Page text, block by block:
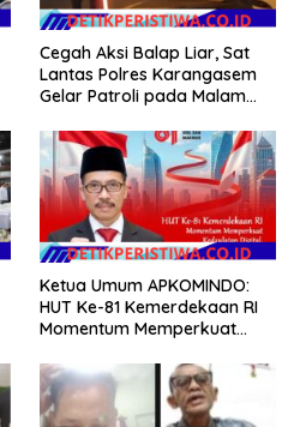
Cegah Aksi Balap Liar, Sat
Lantas Polres Karangasem
Gelar Patroli pada Malam
Ketua Umum APKOMINDO:
HUT Ke-81 Kemerdekaan RI
Momentum Memperkuat
Teknologi, dan Kepastian
Hukum Menuju Indonesia
Emas 2045